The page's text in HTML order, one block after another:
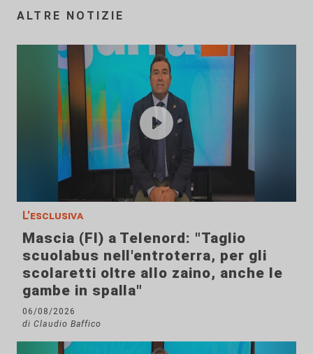
ALTRE NOTIZIE
L'esclusiva
Mascia (FI) a Telenord: "Taglio
scuolabus nell'entroterra, per gli
scolaretti oltre allo zaino, anche le
gambe in spalla"
06/08/2026
di Claudio Baffico